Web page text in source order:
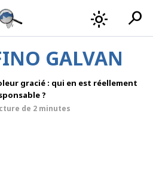
light_mode search
GALVAN
gracié : qui en est réellement
?
de 2 minutes